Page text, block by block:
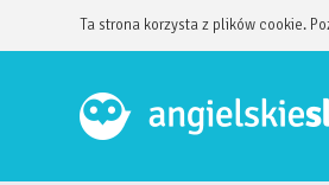
Ta strona korzysta z plików cookie.